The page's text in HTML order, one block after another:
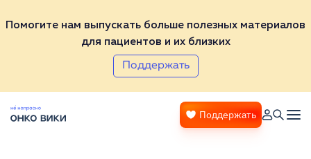
Помогите нам выпускать больше полезных материалов
для пациентов и их близких
Поддержать
Поддержать